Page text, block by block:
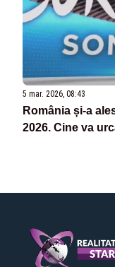
5 mar. 2026, 08:43
România și-a
2026. Cine va